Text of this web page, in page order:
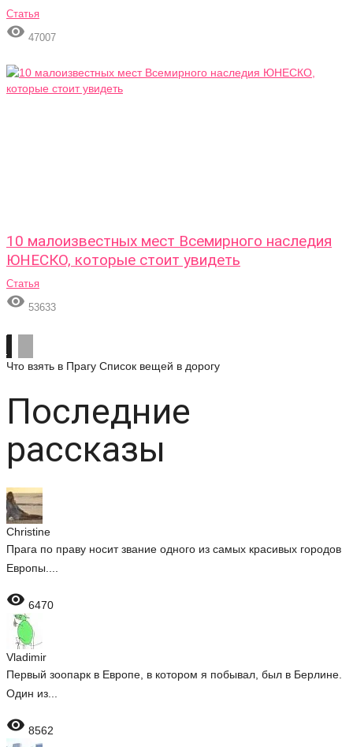
Статья
 47007
10 малоизвестных мест Всемирного наследия
ЮНЕСКО, которые стоит увидеть
Статья
 53633
Что взять в Прагу Список вещей в дорогу
Последние
рассказы
Christine
Прага по праву носит звание одного из самых красивых городов
Европы....
 6470
Vladimir
Первый зоопарк в Европе, в котором я побывал, был в Берлине.
Один из...
 8562